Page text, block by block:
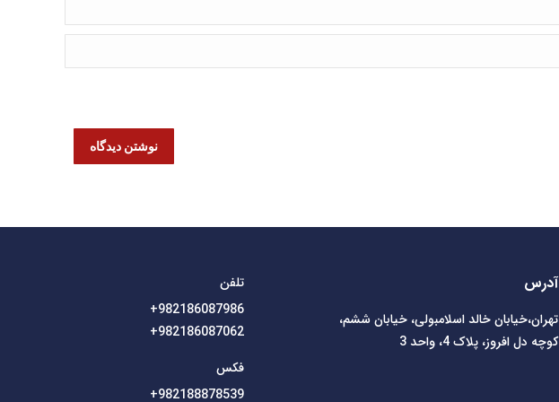
نوشتن دیدگاه
آدرس
تهران،خیابان خالد اسلامبولی، خیابان ششم،
کوچه دل افروز، پلاک 4، واحد 3
تلفن
982186087986+
982186087062+
فکس
982188878539+